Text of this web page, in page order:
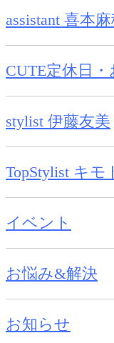
assistant 喜本
CUTE定休日
stylist 伊藤友美
TopStylist キモ
イベント
お悩み&解決
お知らせ